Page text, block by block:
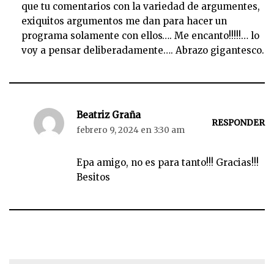
que tu comentarios con la variedad de argumentes,
exiquitos argumentos me dan para hacer un
programa solamente con ellos…. Me encanto!!!!!… lo
voy a pensar deliberadamente…. Abrazo gigantesco.
Beatriz Graña
febrero 9, 2024 en 3:30 am
RESPONDER
Epa amigo, no es para tanto!!! Gracias!!!
Besitos